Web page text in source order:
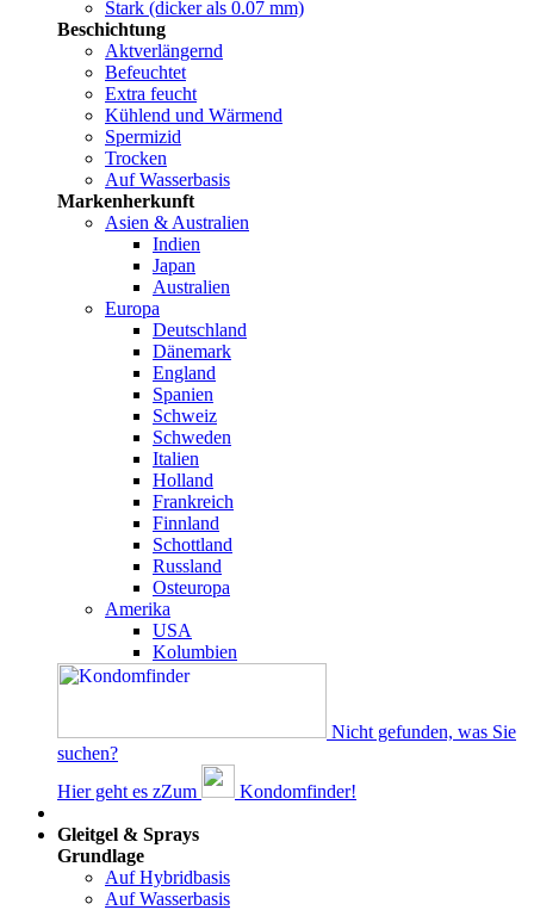
Stark (dicker als 0.07 mm)
Beschichtung
Aktverlängernd
Befeuchtet
Extra feucht
Kühlend und Wärmend
Spermizid
Trocken
Auf Wasserbasis
Markenherkunft
Asien & Australien
Indien
Japan
Australien
Europa
Deutschland
Dänemark
England
Spanien
Schweiz
Schweden
Italien
Holland
Frankreich
Finnland
Schottland
Russland
Osteuropa
Amerika
USA
Kolumbien
Nicht gefunden, was Sie
suchen?
Hier geht es zZum
Kondomfinder!
Gleitgel & Sprays
Grundlage
Auf Hybridbasis
Auf Wasserbasis